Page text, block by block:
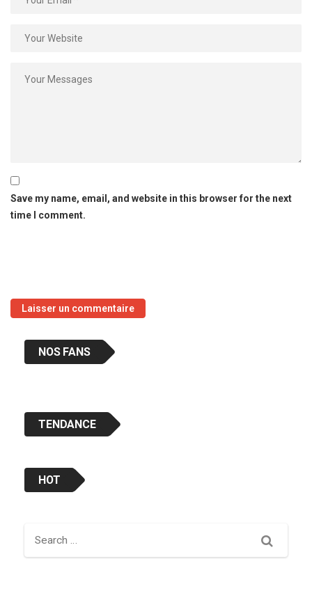
Save my name, email, and website in this browser for the next
time I comment.
NOS FANS
TENDANCE
HOT
Search